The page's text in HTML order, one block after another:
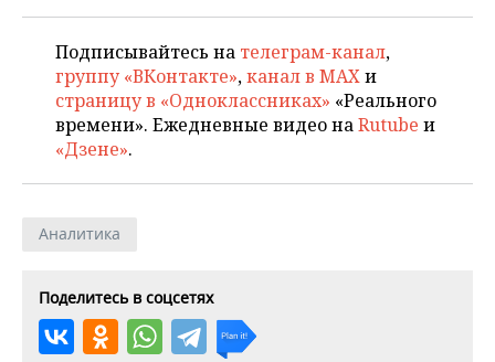
Подписывайтесь на телеграм-канал,
группу «ВКонтакте»,канал в MAXи
страницу в «Одноклассниках» «Реального
времени». Ежедневные видео наRutube и
«Дзене».
Аналитика
Поделитесь в соцсетях